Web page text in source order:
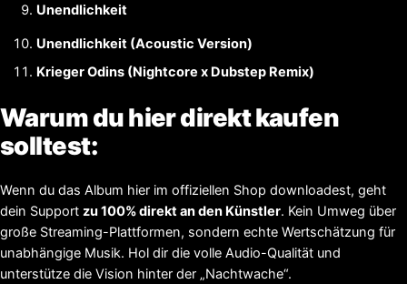
Unendlichkeit
Unendlichkeit (Acoustic Version)
Krieger Odins (Nightcore x Dubstep Remix)
Warum du hier direkt kaufen
solltest:
Wenn du das Album hier im offiziellen Shop downloadest, geht
dein Support zu 100% direkt an den Künstler. Kein Umweg über
große Streaming-Plattformen, sondern echte Wertschätzung für
unabhängige Musik. Hol dir die volle Audio-Qualität und
unterstütze die Vision hinter der „Nachtwache“.